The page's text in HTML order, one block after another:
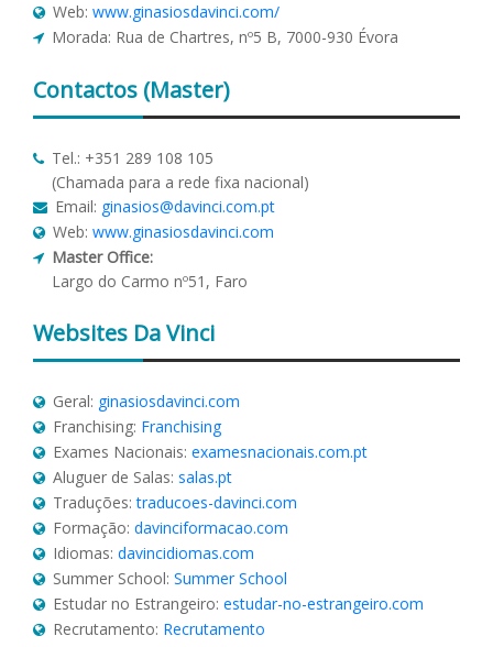
Web: www.ginasiosdavinci.com/
Morada: Rua de Chartres, nº5 B, 7000-930 Évora
Contactos (Master)
Tel.: +351 289 108 105
(Chamada para a rede fixa nacional)
Email: ginasios@davinci.com.pt
Web: www.ginasiosdavinci.com
Master Office:
Largo do Carmo nº51, Faro
Websites Da Vinci
Geral: ginasiosdavinci.com
Franchising: Franchising
Exames Nacionais: examesnacionais.com.pt
Aluguer de Salas: salas.pt
Traduções: traducoes-davinci.com
Formação: davinciformacao.com
Idiomas: davincidiomas.com
Summer School: Summer School
Estudar no Estrangeiro: estudar-no-estrangeiro.com
Recrutamento: Recrutamento